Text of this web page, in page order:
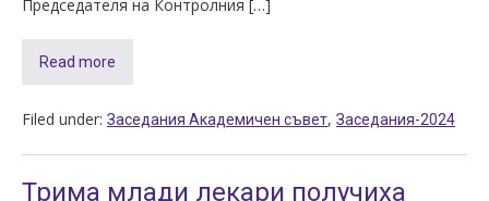
Председателя на Контролния […]
Read more
Filed under: Заседания Академичен съвет, Заседания-2024
Трима млади лекари получиха